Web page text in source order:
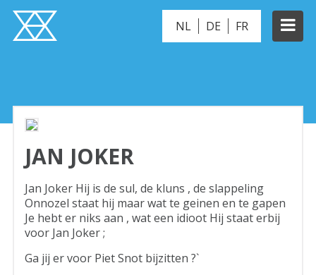
NL DE FR
JAN JOKER
Jan Joker Hij is de sul, de kluns , de slappeling
Onnozel staat hij maar wat te geinen en te gapen
Je hebt er niks aan , wat een idioot Hij staat erbij
voor Jan Joker ;
Ga jij er voor Piet Snot bijzitten ?`